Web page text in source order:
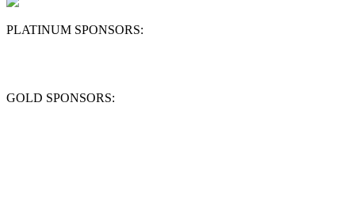
PLATINUM SPONSORS:
GOLD SPONSORS: